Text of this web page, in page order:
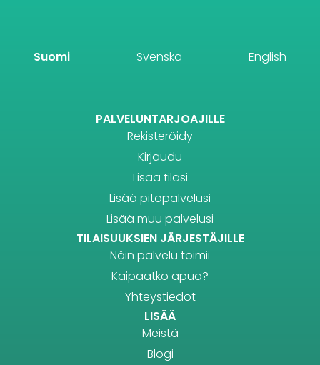
Suomi Svenska English
PALVELUNTARJOAJILLE
Rekisteröidy
Kirjaudu
Lisää tilasi
Lisää pitopalvelusi
Lisää muu palvelusi
TILAISUUKSIEN JÄRJESTÄJILLE
Näin palvelu toimii
Kaipaatko apua?
Yhteystiedot
LISÄÄ
Meistä
Blogi